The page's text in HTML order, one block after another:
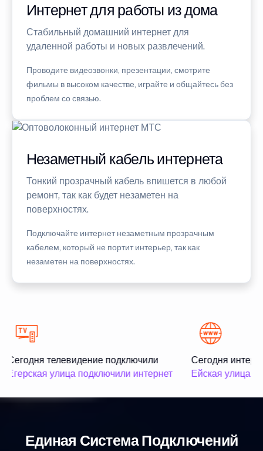
Интернет для работы из дома
Стабильный домашний интернет для
удаленной работы и новых развлечений.
Проводите видеозвонки, презентации, смотрите
фильмы в высоком качестве, играйте и общайтесь без
проблем со связью.
Незаметный кабель интернета
Тонкий прозрачный кабель впишется в любой
ремонт, так как будет незаметен на
поверхностях.
Подключайте интернет незаметным прозрачным
кабелем, который не портит интерьер, так как
незаметен на поверхностях.
Сегодня телевидение подключили
Егерская улица подключили интернет
Сегодня
Ейская улица
Единая Система Подключений